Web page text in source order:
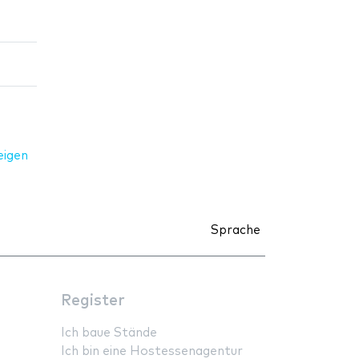
Sprache
Register
Ich baue Stände
Ich bin eine Hostessenagentur